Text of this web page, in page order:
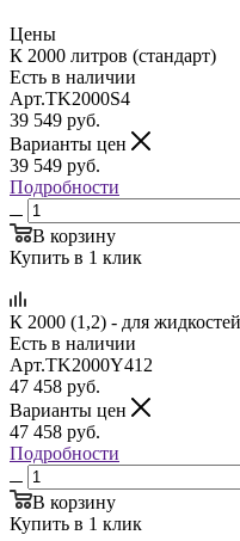
Цены
К 2000 литров (стандарт)
Есть в наличии
Арт.TK2000S4
39 549 руб.
Варианты цен
39 549 руб.
Подробности
В корзину
Купить в 1 клик
К 2000 (1,2) - для
Есть в наличии
Арт.TK2000Y412
47 458 руб.
Варианты цен
47 458 руб.
Подробности
В корзину
Купить в 1 клик